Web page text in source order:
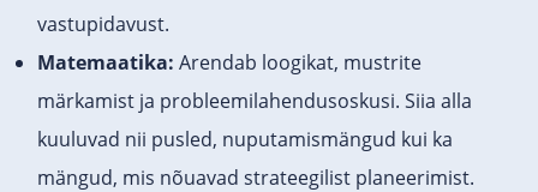
vastupidavust.
Matemaatika: Arendab loogikat, mustrite
märkamist ja probleemilahendusoskusi. Siia alla
kuuluvad nii pusled, nuputamismängud kui ka
mängud, mis nõuavad strateegilist planeerimist.